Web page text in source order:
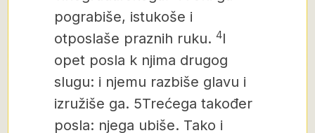
pograbiše, istukoše i
otposlaše praznih ruku. 4I
opet posla k njima drugog
slugu: i njemu razbiše glavu i
izružiše ga. 5Trećega također
posla: njega ubiše. Tako i